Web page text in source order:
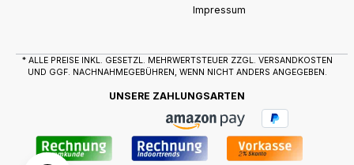
Impressum
* ALLE PREISE INKL. GESETZL. MEHRWERTSTEUER ZZGL. VERSANDKOSTEN
UND GGF. NACHNAHMEGEBÜHREN, WENN NICHT ANDERS ANGEGEBEN.
UNSERE ZAHLUNGSARTEN